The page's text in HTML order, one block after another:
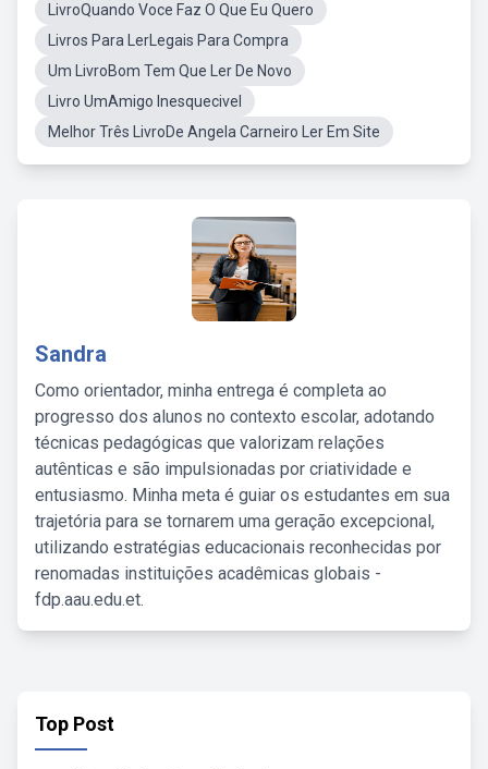
LivroQuando Voce Faz O Que Eu Quero
Livros Para LerLegais Para Compra
Um LivroBom Tem Que Ler De Novo
Livro UmAmigo Inesquecivel
Melhor Três LivroDe Angela Carneiro Ler Em Site
Sandra
Como orientador, minha entrega é completa ao
progresso dos alunos no contexto escolar, adotando
técnicas pedagógicas que valorizam relações
autênticas e são impulsionadas por criatividade e
entusiasmo. Minha meta é guiar os estudantes em sua
trajetória para se tornarem uma geração excepcional,
utilizando estratégias educacionais reconhecidas por
renomadas instituições acadêmicas globais -
fdp.aau.edu.et.
Top Post